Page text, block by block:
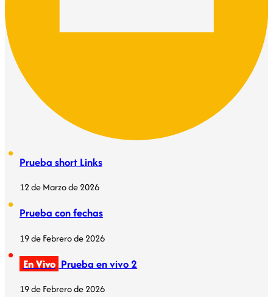
Prueba short Links
12 de Marzo de 2026
Prueba con fechas
19 de Febrero de 2026
En Vivo Prueba en vivo 2
19 de Febrero de 2026